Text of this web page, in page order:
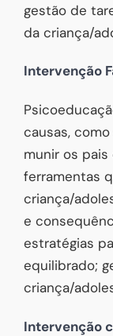
gestão de
da criança/
Intervenção
causas,
munir os
ferramentas
criança/
e
estratégias
equilibrado;
criança/
Intervenção